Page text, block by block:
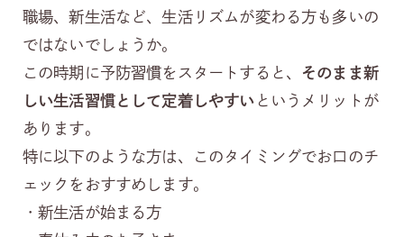
職場、新生活など、生活リズムが変わる方も多いの
ではないでしょうか。
この時期に予防習慣をスタートすると、
そのまま新
しい生活習慣として定着しやすい というメリットが
あります。
特に以下のような方は、このタイミングでお口のチ
ェックをおすすめします。
・新生活が始まる方